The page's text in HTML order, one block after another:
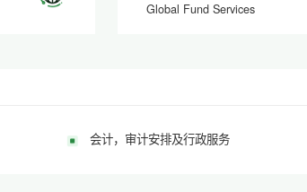
Global Fund Services
会计，审计安排及行政服务